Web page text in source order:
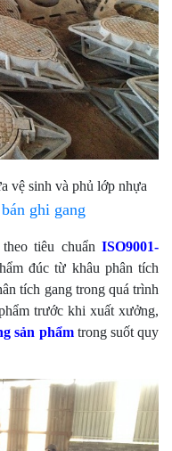
vệ sinh và phủ lớp nhựa
bán ghi gang
tiêu chuẩn ISO9001-
đúc từ khâu phân tích
tích gang trong quá trình
trước khi xuất xưởng,
sản phẩm trong suốt quy